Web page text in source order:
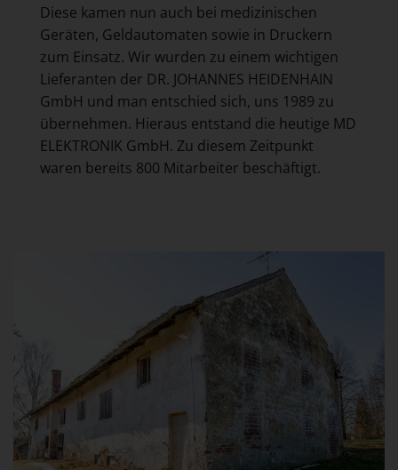
Diese kamen nun auch bei medizinischen
Geräten, Geldautomaten sowie in Druckern
zum Einsatz. Wir wurden zu einem wichtigen
Lieferanten der DR. JOHANNES HEIDENHAIN
GmbH und man entschied sich, uns 1989 zu
übernehmen. Hieraus entstand die heutige MD
ELEKTRONIK GmbH. Zu diesem Zeitpunkt
waren bereits 800 Mitarbeiter beschäftigt.